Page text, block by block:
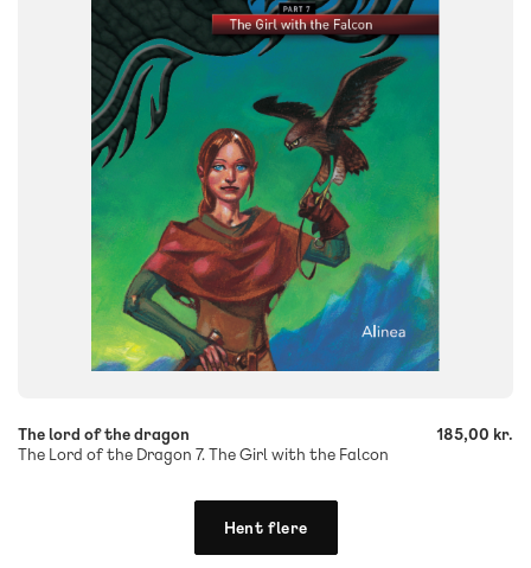
FORMAT
Flergangsbog
9788723546869
+
The lord of the dragon
The Lord of the Dragon 7. The Girl with the Falcon
185,00 kr.
Hent flere